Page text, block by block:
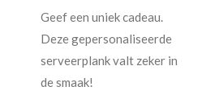
Geef een uniek cadeau.
Deze gepersonaliseerde
serveerplank valt zeker in
de smaak!